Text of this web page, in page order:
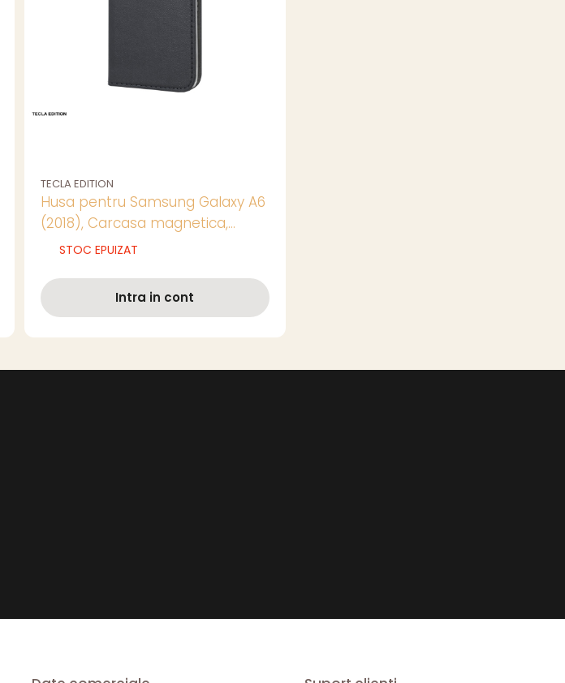
TECLA EDITION
Husa pentru Samsung Galaxy A6
(2018), Carcasa magnetica,
Negru
STOC EPUIZAT
Intra in cont